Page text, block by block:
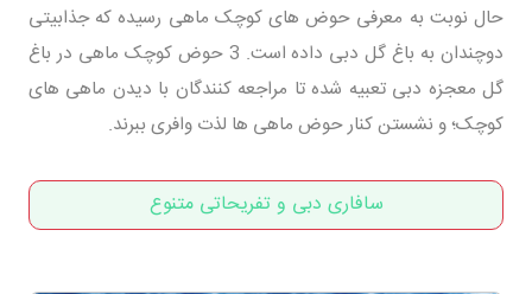
حال نوبت به معرفی حوض های کوچک ماهی رسیده که جذابیتی
دوچندان به باغ گل دبی داده است. 3 حوض کوچک ماهی در باغ
گل معجزه دبی تعبیه شده تا مراجعه کنندگان با دیدن ماهی های
کوچک؛ و نشستن کنار حوض ماهی ها لذت وافری ببرند.
سافاری دبی و تفریحاتی متنوع